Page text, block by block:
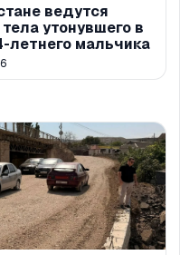
ведутся
утонувшего в
летнего мальчика